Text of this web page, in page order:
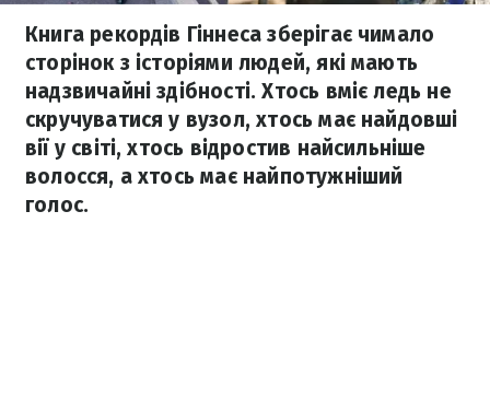
Книга рекордів Гіннеса зберігає чимало
сторінок з історіями людей, які мають
надзвичайні здібності. Хтось вміє ледь не
скручуватися у вузол, хтось має найдовші
вії у світі, хтось відростив найсильніше
волосся, а хтось має найпотужніший
голос.